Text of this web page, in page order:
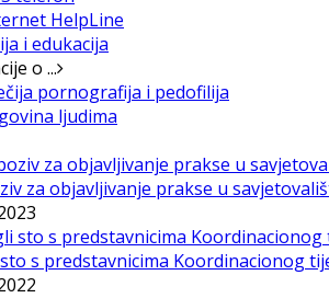
HelpLine
i edukacija
o ...
pornografija i pedofilija
ljudima
za objavljivanje prakse u
s predstavnicima Koordinacionog